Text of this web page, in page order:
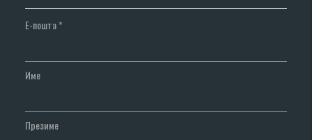
Е-пошта*
Име
Презиме